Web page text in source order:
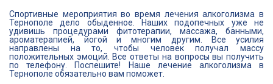
Спортивные мероприятия во время лечения алкоголизма в
Тернополе дело обыденное. Наших подопечных уже не
удивишь процедурами фитотерапии, массажа, банными,
ароматерапией, йогой и многим другим. Все усилия
направлены на то, чтобы человек получал массу
положительных эмоций. Все ответы на вопросы вы получить
по телефону. Поспешите! Наше лечение алкоголизма в
Тернополе обязательно вам поможет.